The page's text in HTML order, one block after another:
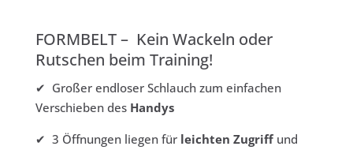
FORMBELT – Kein Wackeln oder
Rutschen beim Training!
✔ Großer endloser Schlauch zum einfachen
Verschieben des Handys
✔ 3 Öffnungen liegen für leichten Zugriffund